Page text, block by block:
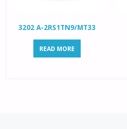
3202 A-2RS1TN9/MT33
READ MORE